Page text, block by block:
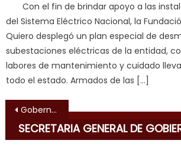
स
क
म
य
dancer
Con el fin de brindar apoyo a las
del Sistema Eléctrico Nacional, la
Quiero desplegó un plan especial de
subestaciones eléctricas de la entidad,
labores de mantenimiento y cuidado
todo el estado. Armados de las […]
Navegación de
Gobernador Lacava y alcalde Marvez reinauguraronplaza Santa Rosa
SECRETARIA GENERAL DE